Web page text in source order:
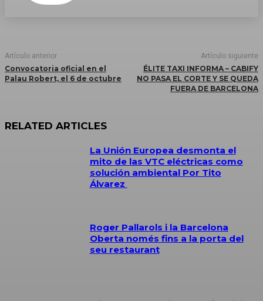
Artículo anterior
Convocatoria oficial en el
Palau Robert, el 6 de octubre
Artículo siguiente
ÉLITE TAXI INFORMA – CABIFY
NO PASA EL CORTE Y SE QUEDA
FUERA DE BARCELONA
RELATED ARTICLES
La Unión Europea desmonta el
mito de las VTC eléctricas como
solución ambiental Por Tito
Álvarez
Roger Pallarols i la Barcelona
Oberta només fins a la porta del
seu restaurant